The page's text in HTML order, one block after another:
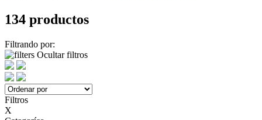
134 productos
Filtrando por:
Ocultar filtros
Filtros
X